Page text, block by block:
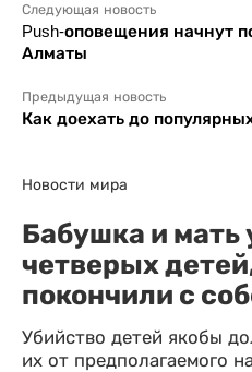
Следующая новость
Push-оповещения начнут
Алматы
Предыдущая новость
Как доехать до
Новости мира
Бабушка и мать
четверых
покончили с
Убийство детей якобы
их от предполагаемого